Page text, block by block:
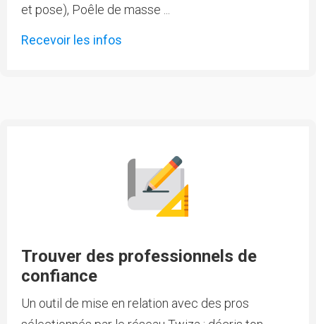
et pose), Poêle de masse ...
Recevoir les infos
Trouver des professionnels de
confiance
Un outil de mise en relation avec des pros